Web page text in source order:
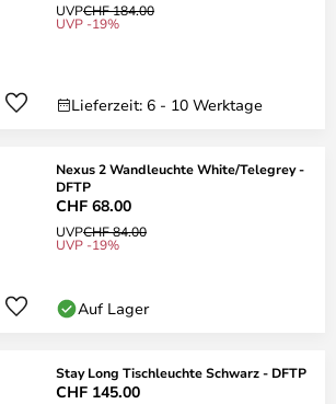
UVPCHF 184.00
UVP -19%
Lieferzeit: 6 - 10 Werktage
Nexus 2 Wandleuchte White/Telegrey -
DFTP
CHF 68.00
UVPCHF 84.00
UVP -19%
Auf Lager
Stay Long Tischleuchte Schwarz - DFTP
CHF 145.00